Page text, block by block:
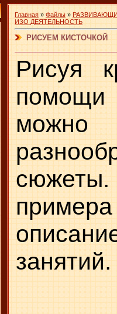
Главная » Файлы »
ИЗО ДЕЯТЕЛЬНОСТЬ
РИСУЕМ КИСТОЧКОЙ
Рисуя
можно
занятий.